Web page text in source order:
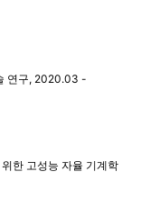
연구, 2020.03 -
한 고성능 자율 기계학